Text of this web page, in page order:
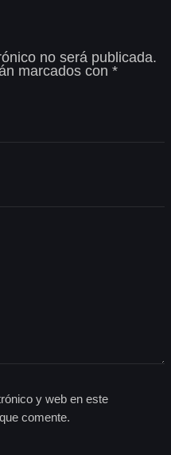
no será publicada.
marcados con *
y web en este
comente.